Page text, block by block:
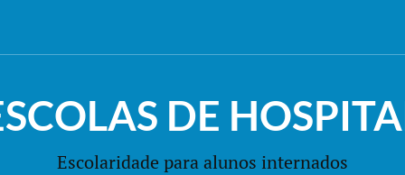
DE
Escolaridade para alunos internados